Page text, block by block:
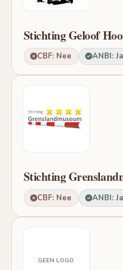
Stichting Geloof
CBF: Nee ANBI: Ja
Stichting
CBF: Nee ANBI: Ja
GEEN LOGO